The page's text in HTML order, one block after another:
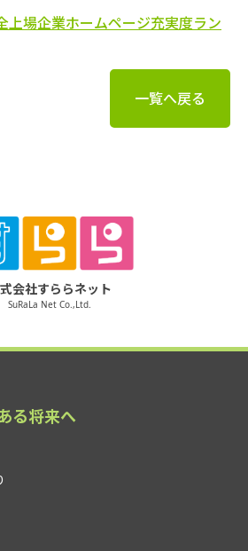
上場企業ホームページ充実度ラン
一覧へ戻る
会社すららネット
SuRaLa Net Co.,Ltd.
る将来へ